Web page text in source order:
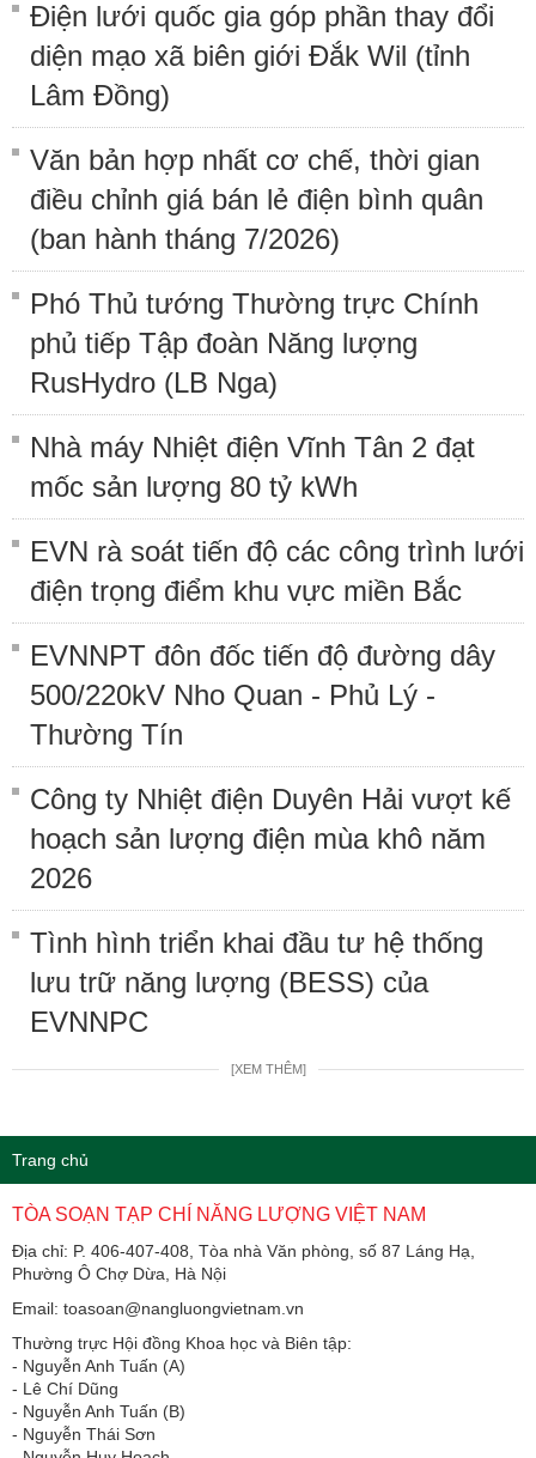
Điện lưới quốc gia góp phần thay đổi
diện mạo xã biên giới Đắk Wil (tỉnh
Lâm Đồng)
Văn bản hợp nhất cơ chế, thời gian
điều chỉnh giá bán lẻ điện bình quân
(ban hành tháng 7/2026)
Phó Thủ tướng Thường trực Chính
phủ tiếp Tập đoàn Năng lượng
RusHydro (LB Nga)
Nhà máy Nhiệt điện Vĩnh Tân 2 đạt
mốc sản lượng 80 tỷ kWh
EVN rà soát tiến độ các công trình lưới
điện trọng điểm khu vực miền Bắc
EVNNPT đôn đốc tiến độ đường dây
500/220kV Nho Quan - Phủ Lý -
Thường Tín
Công ty Nhiệt điện Duyên Hải vượt kế
hoạch sản lượng điện mùa khô năm
2026
Tình hình triển khai đầu tư hệ thống
lưu trữ năng lượng (BESS) của
EVNNPC
[XEM THÊM]
Trang chủ
TÒA SOẠN TẠP CHÍ NĂNG LƯỢNG VIỆT NAM
Địa chỉ: P. 406-407-408, Tòa nhà Văn phòng, số 87 Láng Hạ,
Phường Ô Chợ Dừa, Hà Nội
Email: toasoan@nangluongvietnam.vn
Thường trực Hội đồng Khoa học và Biên tập:
​​​​​​- Nguyễn Anh Tuấn (A)
- Lê Chí Dũng
- Nguyễn Anh Tuấn (B)
- Nguyễn Thái Sơn